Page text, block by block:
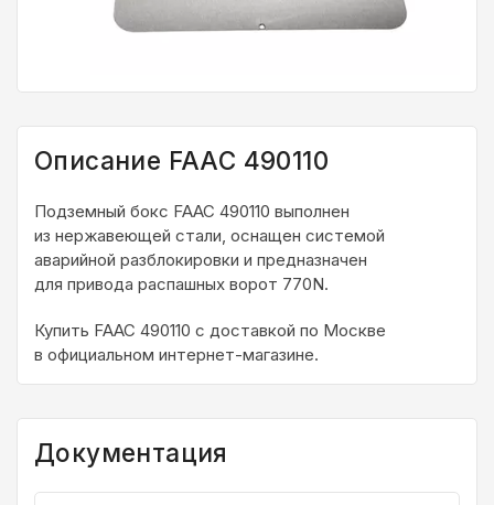
Описание FAAC 490110
Подземный бокс FAAC 490110 выполнен
из нержавеющей стали, оснащен системой
аварийной разблокировки и предназначен
для привода распашных ворот 770N.
Купить FAAC 490110 с доставкой по Москве
в официальном интернет-магазине.
Документация